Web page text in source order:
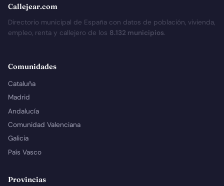
Callejear.com
Directorio municipal de España con datos de población, vivienda,
empleo, renta y callejero de los 8.132 municipios.
Comunidades
Cataluña
Madrid
Andalucía
Comunidad Valenciana
Galicia
País Vasco
Provincias